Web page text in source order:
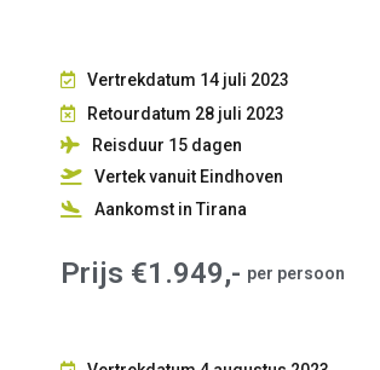
Vertrekdatum 14 juli 2023
Retourdatum 28 juli 2023
Reisduur 15 dagen
Vertek vanuit Eindhoven
Aankomst in Tirana
Prijs €1.949,- per persoon